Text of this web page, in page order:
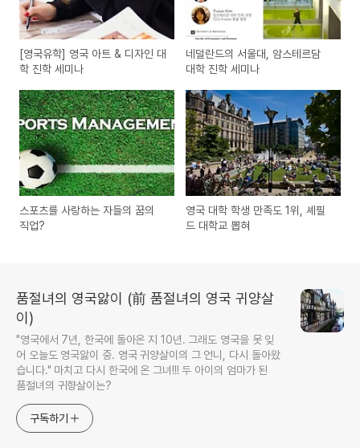
[영국유학] 영국 아트 & 디자인 대
학 진학 세미나
네덜란드의 서울대, 암스테르담
대학 진학 세미나
스포츠를 사랑하는 자들의 꿈의
직업?
영국 대학 학생 만족도 1위, 셰필
드 대학교 뽑혀
품절녀의 영국앓이 (前 품절녀의 영국 귀양살
이)
"영국에서 7년, 한국에 돌아온 지 10년. 그래도 영국을 못 잊
어 오늘도 영국앓이 중. 영국 귀양살이의 그 언니, 다시 돌아왔
습니다." 마치고 다시 한국에 온 그녀!!! 두 아이의 엄마가 된
품절녀의 귀향살이는?
구독하기